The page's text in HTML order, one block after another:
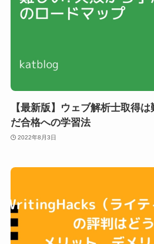
【最新版】ウェブ解析士取得
だ合格への学習法
2022年8月3日